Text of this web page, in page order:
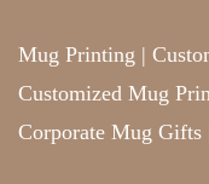
Mug Printing |
Customized Mug
Corporate Mug Gifts